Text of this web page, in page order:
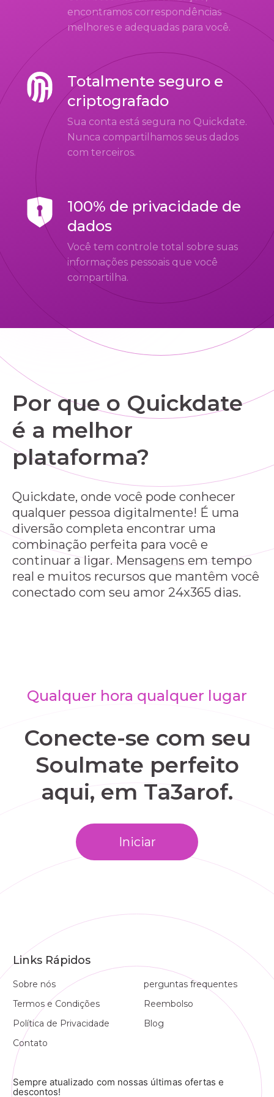
encontramos correspondências
melhores e adequadas para você.
Totalmente seguro e
criptografado
Sua conta está segura no Quickdate.
Nunca compartilhamos seus dados
com terceiros.
100% de privacidade de
dados
Você tem controle total sobre suas
informações pessoais que você
compartilha.
Por que o Quickdate
é a melhor
plataforma?
Quickdate, onde você pode conhecer
qualquer pessoa digitalmente! É uma
diversão completa encontrar uma
combinação perfeita para você e
continuar a ligar. Mensagens em tempo
real e muitos recursos que mantêm você
conectado com seu amor 24x365 dias.
Qualquer hora qualquer lugar
Conecte-se com seu
Soulmate perfeito
aqui, em Ta3arof.
Iniciar
Links Rápidos
Sobre nós
Termos e Condições
Política de Privacidade
Contato
perguntas frequentes
Reembolso
Blog
Sempre atualizado com nossas últimas ofertas e
descontos!